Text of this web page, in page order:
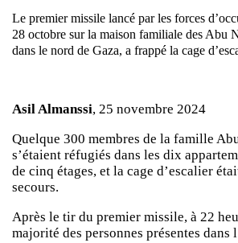
Le premier missile lancé par les forces
28 octobre sur la maison familiale des Abu
dans le nord de Gaza, a frappé la cage
Asil Almanssi, 25 novembre 2024
Quelque 300 membres de la famille
s’étaient réfugiés dans les dix
de cinq étages, et la cage d’escalier
secours.
Après le tir du premier missile, à 22
majorité des personnes présentes dans